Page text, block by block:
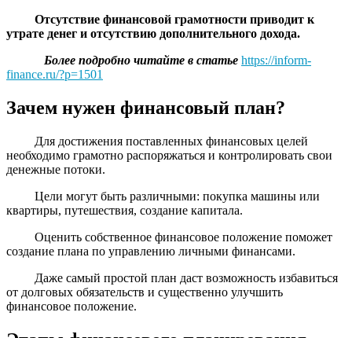
Отсутствие финансовой грамотности приводит к
утрате денег и отсутствию дополнительного дохода.
Более подробно читайте в статье https://inform-
finance.ru/?p=1501
Зачем нужен финансовый план?
Для достижения поставленных финансовых целей
необходимо грамотно распоряжаться и контролировать свои
денежные потоки.
Цели могут быть различными: покупка машины или
квартиры, путешествия, создание капитала.
Оценить собственное финансовое положение поможет
создание плана по управлению личными финансами.
Даже самый простой план даст возможность избавиться
от долговых обязательств и существенно улучшить
финансовое положение.